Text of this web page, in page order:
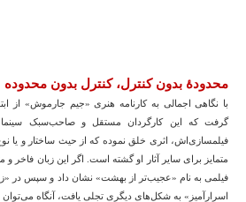
محدودۀ بدون کنترل، کنترل بدون محدوده
با نگاهی اجمالی به کارنامه هنری «جیم جارموش» از
گرفت که این کارگردان مستقل و صاحب‌سبک
فیلمسازی‌اش، اثری خلق نموده که از حیث ساختار و یا نوع
متمایز برای سایر آثار او گشته است. اگر این زبان فاخر و
فیلمی به نام «عجیب‌تر از بهشت» نشان داد و سپس در
اسرارآمیز» به شکل‌های دیگری تجلی یافت، آنگاه